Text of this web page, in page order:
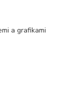
a grafikami